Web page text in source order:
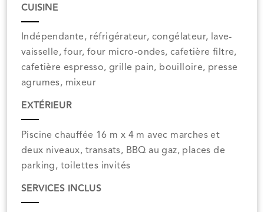
CUISINE
Indépendante, réfrigérateur, congélateur, lave-
vaisselle, four, four micro-ondes, cafetière filtre,
cafetière espresso, grille pain, bouilloire, presse
agrumes, mixeur
EXTÉRIEUR
Piscine chauffée 16 m x 4 m avec marches et
deux niveaux, transats, BBQ au gaz, places de
parking, toilettes invités
SERVICES INCLUS